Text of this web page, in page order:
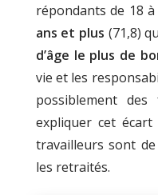
répondants de 18
ans et plus (71,8)
d’âge le plus de
vie et les
possiblement
expliquer cet
travailleurs sont
les retraités.